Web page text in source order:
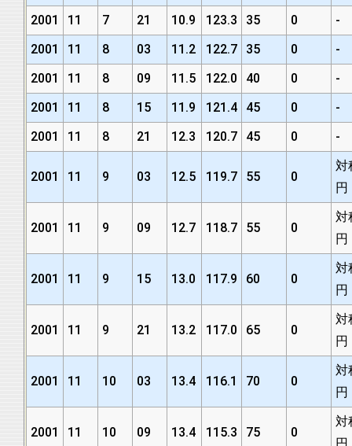
2001
11 7 21 10.9 123.3 35 0
-
2001
11 8 03 11.2 122.7 35 0
-
2001
11 8 09 11.5 122.0 40 0
-
2001
11 8 15 11.9 121.4 45 0
-
2001
11 8 21 12.3 120.7 45 0 -
2001 11 9 03 12.5 119.7 55 0
対
円
2001 11 9 09 12.7 118.7 55 0
対
円
2001 11 9 15 13.0 117.9 60 0
対
円
2001 11 9 21 13.2 117.0 65 0
対
円
2001 11 10 03 13.4 116.1 70 0
対
円
2001 11 10 09 13.4 115.3 75 0
対